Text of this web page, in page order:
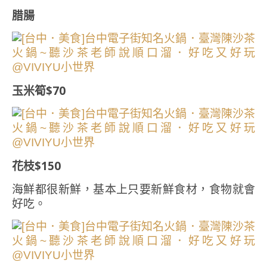
腊腸
玉米筍$70
花枝$150
海鮮都很新鮮，基本上只要新鮮食材，食物就會
好吃。